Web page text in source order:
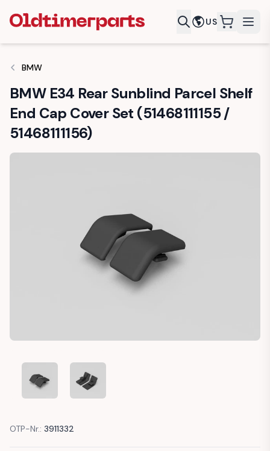
US
BMW
BMW E34 Rear Sunblind Parcel Shelf
End Cap Cover Set (51468111155 /
51468111156)
BMW E34 REAR SUNBLIND PARCEL SHELF END CAP COVER
BMW E34 REAR SUNBLIND PARCEL SHELF END
OTP-Nr.: 3911332